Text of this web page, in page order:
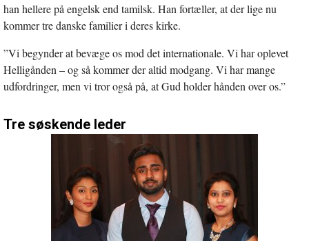
han hellere på engelsk end tamilsk. Han fortæller, at der lige nu
kommer tre danske familier i deres kirke.
”Vi begynder at bevæge os mod det internationale. Vi har oplevet
Helligånden – og så kommer der altid modgang. Vi har mange
udfordringer, men vi tror også på, at Gud holder hånden over os.”
Tre søskende leder